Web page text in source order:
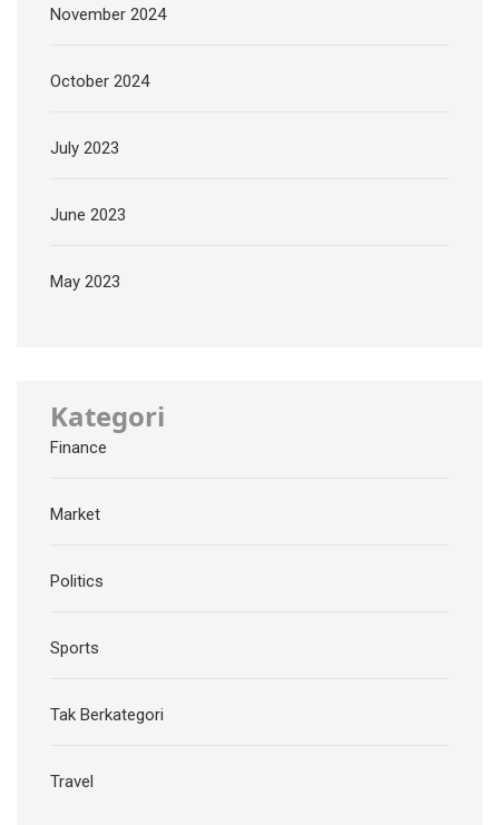
November 2024
October 2024
July 2023
June 2023
May 2023
Kategori
Finance
Market
Politics
Sports
Tak Berkategori
Travel